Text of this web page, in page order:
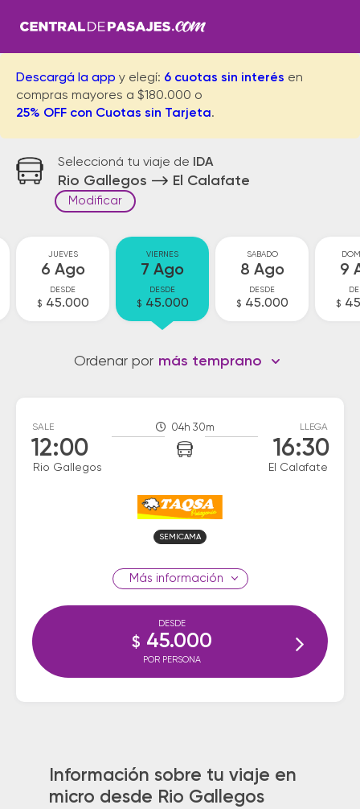
Descargá la app y elegí: 6 cuotas sin interés en
compras mayores a $180.000 o
25% OFF con Cuotas sin Tarjeta.
Seleccioná tu viaje de IDA
Rio Gallegos El Calafate
Modificar
JUEVES
6 Ago
DESDE
$ 45.000
VIERNES
7 Ago
DESDE
$ 45.000
SABADO
8 Ago
DESDE
$ 45.000
9
$
Ordenar por más temprano
SALE
12:00
Rio Gallegos
04h 30m LLEGA
16:30
El Calafate
SEMICAMA
información
DESDE
$ 45.000
POR PERSONA
Información sobre tu viaje en
micro desde Rio Gallegos